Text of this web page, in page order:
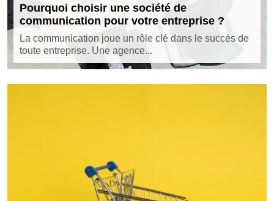
Pourquoi choisir une société de
communication pour votre entreprise ?
La communication joue un rôle clé dans le succès de
toute entreprise. Une agence...